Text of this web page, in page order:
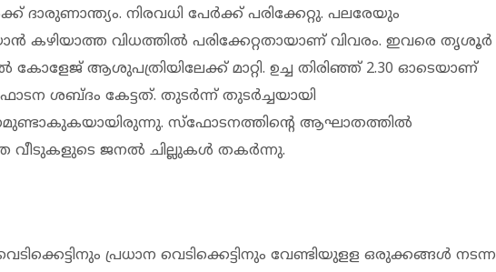
ദാരുണാന്ത്യം. നിരവധി പേർക്ക് പരിക്കേറ്റു. പലരേയും
കഴിയാത്ത വിധത്തിൽ പരിക്കേറ്റതായാണ് വിവരം. ഇവരെ തൃശൂർ
കോളേജ് ആശുപത്രിയിലേക്ക് മാറ്റി. ഉച്ച തിരിഞ്ഞ് 2.30 ഓടെയാണ്
ശബ്ദം കേട്ടത്. തുടർന്ന് തുടർച്ചയായി
സ്‌ഫോടനത്തിന്റെ ആഘാതത്തില്‍
വീടുകളുടെ ജനല്‍ ചില്ലുകള്‍ തകര്‍ന്നു.
പ്രധാന വെടിക്കെട്ടിനും വേണ്ടിയുളള ഒരുക്കങ്ങള്‍ നടന്ന